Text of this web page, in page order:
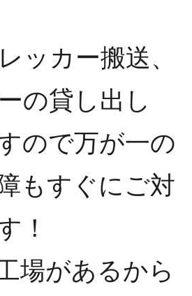
ッカー搬送、
の貸し出し
ので万が一の
もすぐにご対
！
場があるから